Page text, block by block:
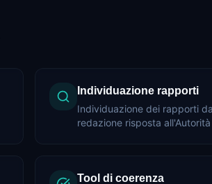
Individuazione rapporti
Individuazione dei rapporti
redazione risposta
Tool di coerenza